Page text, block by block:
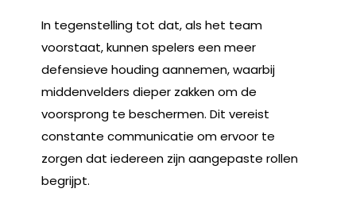
In tegenstelling tot dat, als het team
voorstaat, kunnen spelers een meer
defensieve houding aannemen, waarbij
middenvelders dieper zakken om de
voorsprong te beschermen. Dit vereist
constante communicatie om ervoor te
zorgen dat iedereen zijn aangepaste rollen
begrijpt.